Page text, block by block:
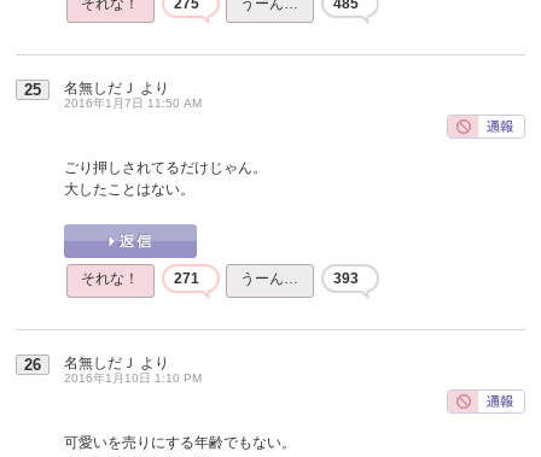
それな！ 275 うーん… 485
25 名無しだＪ より
2016年1月7日 11:50 AM
ごり押しされてるだけじゃん。
大したことはない。
それな！ 271 うーん… 393
26 名無しだＪ より
2016年1月10日 1:10 PM
可愛いを売りにする年齢でもない。